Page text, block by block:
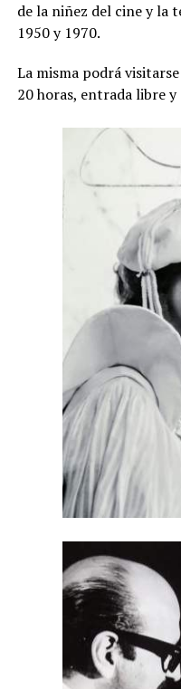
de la niñez del cine y la
1950 y 1970.
La misma podrá
20 horas, entrada libre